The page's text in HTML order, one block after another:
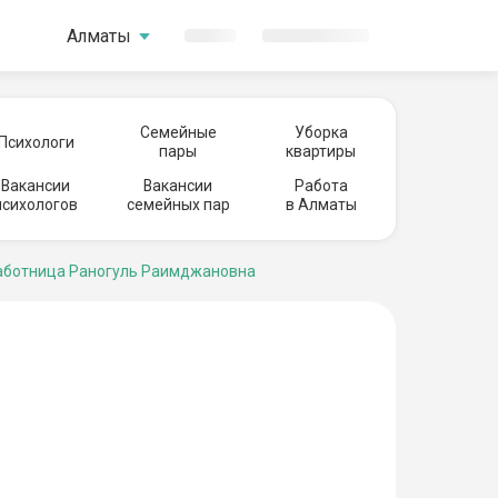
Алматы
Семейные
пары
Уборка
квартиры
Вакансии
Вакансии
семейных пар
Работа
в Алматы
Раногуль Раимджановна